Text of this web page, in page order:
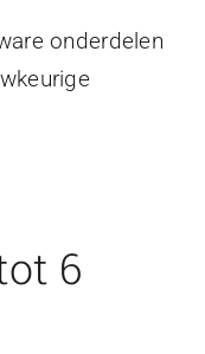
onderdelen
6